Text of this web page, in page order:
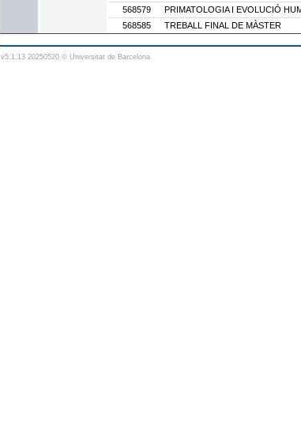
568579
PRIMATOLOGIA I EVOLUCIÓ
568585
TREBALL FINAL DE MÀSTER
v5.1.13 20250520 © Universitat de Barcelona